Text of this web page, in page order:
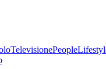
TelevisionePeople